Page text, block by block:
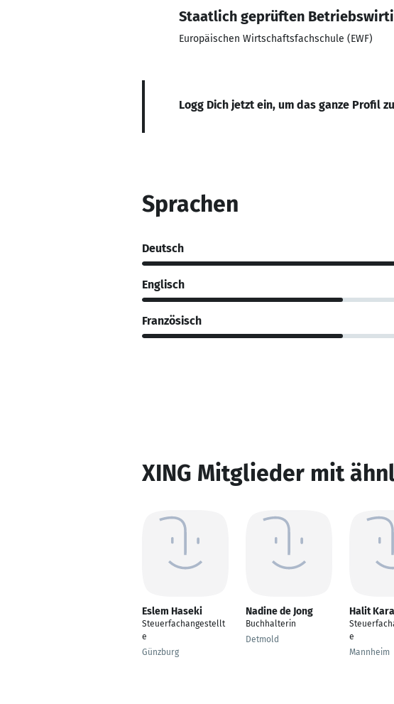
Staatlich geprüften
Europäischen Wirtschaftsfachschule (EWF)
Logg Dich jetzt ein, um das ganze Profil
Sprachen
Deutsch
Englisch
Französisch
XING Mitglieder mit
Eslem Haseki
Steuerfachangestellt
e
Günzburg
Nadine de Jong
Buchhalterin
Detmold
Halit
e
Mannheim